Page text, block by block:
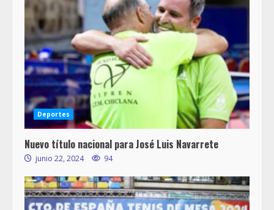
Deportes
Nuevo título nacional para José Luis Navarrete
junio 22, 2024 94